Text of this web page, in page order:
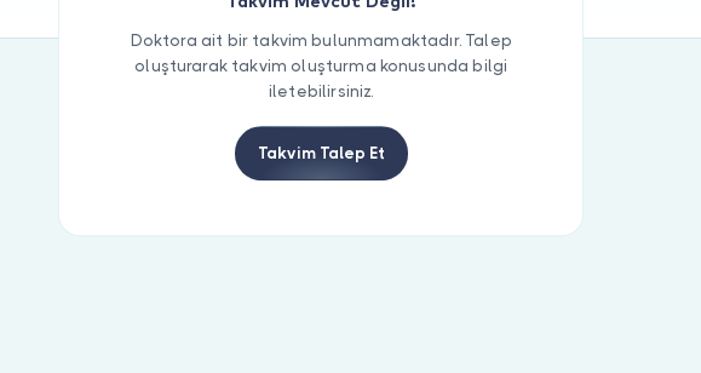
Doktora ait bir takvim bulunmamaktadır. Talep
oluşturarak takvim oluşturma konusunda bilgi
iletebilirsiniz.
Takvim Talep Et